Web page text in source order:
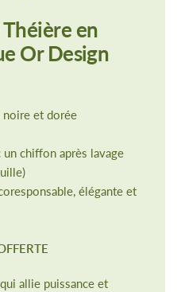
en
Or Design
noire et dorée
un chiffon après lavage
élégante et
allie puissance et